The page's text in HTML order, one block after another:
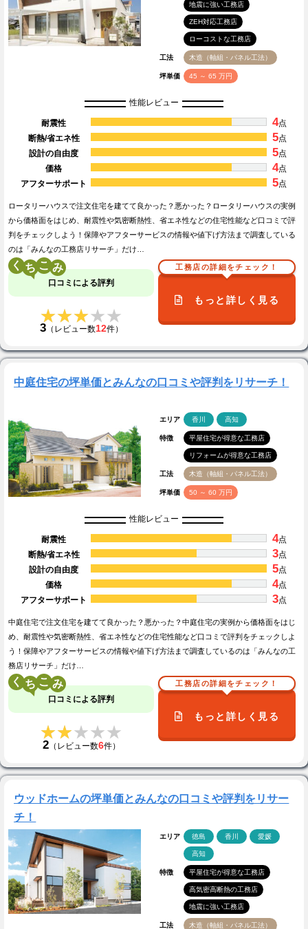
地震に強い工務店
ZEH対応工務店
ローコストな工務店
工法 木造（軸組・パネル工法）
坪単価 45 ～ 65 万円
性能レビュー
耐震性 4点
断熱/省エネ性
5点
設計の自由度
5点
価格
4点
アフターサポート
5点
ロータリーハウスで注文住宅を建てて良かった？悪かった？ロータリーハウスの実例
から価格面をはじめ、耐震性や気密断熱性、省エネ性などの住宅性能など口コミで評
判をチェックしよう！保障やアフターサービスの情報や値下げ方法まで調査している
のは「みんなの工務店リサーチ」だけ…
く こ
口コミによる評判
★★★★★
★★★★★
3（レビュー数12件）
工務店の詳細をチェック！
もっと詳しく見る
中庭住宅の坪単価とみんなの口コミや評判をリサーチ！
エリア 香川 高知
特徴 平屋住宅が得意な工務店
リフォームが得意な工務店
工法 木造（軸組・パネル工法）
坪単価 50 ～ 60 万円
性能レビュー
耐震性 4点
断熱/省エネ性
3点
設計の自由度
5点
価格
4点
アフターサポート
3点
中庭住宅で注文住宅を建てて良かった？悪かった？中庭住宅の実例から価格面をはじ
め、耐震性や気密断熱性、省エネ性などの住宅性能など口コミで評判をチェックしよ
う！保障やアフターサービスの情報や値下げ方法まで調査しているのは「みんなの工
務店リサーチ」だけ…
く こ
口コミによる評判
★★★★★
★★★★★
2（レビュー数6件）
工務店の詳細をチェック！
もっと詳しく見る
ウッドホームの坪単価とみんなの口コミや評判をリサー
チ！
エリア 徳島 香川 愛媛
高知
特徴 平屋住宅が得意な工務店
高気密高断熱の工務店
地震に強い工務店
工法 木造（軸組・パネル工法）